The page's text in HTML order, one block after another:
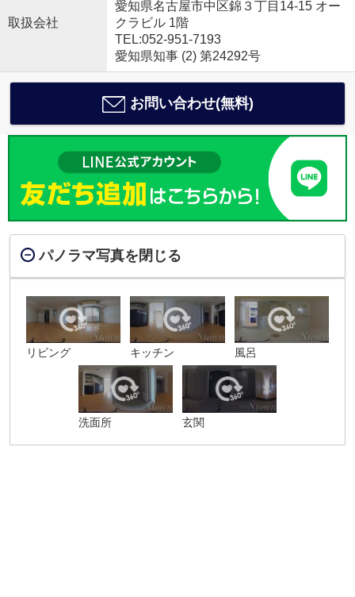
取扱会社
愛知県名古屋市中区錦３丁目14-15 オー
クラビル 1階
TEL:052-951-7193
愛知県知事 (2) 第24292号
お問い合わせ(無料)
パノラマ写真を閉じる
リビング キッチン 風呂
洗面所 玄関